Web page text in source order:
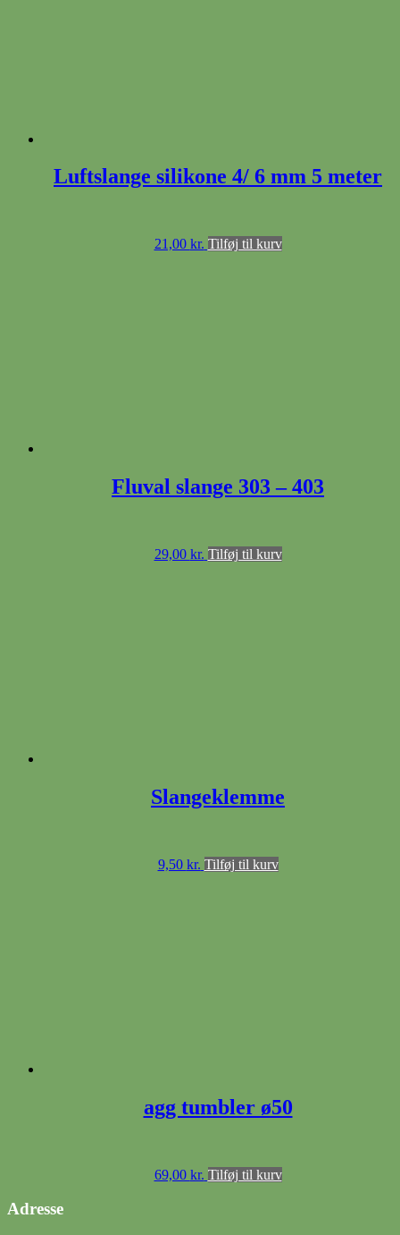
Luftslange silikone 4/ 6 mm 5 meter
21,00 kr. Tilføj til kurv
Fluval slange 303 – 403
29,00 kr. Tilføj til kurv
Slangeklemme
9,50 kr. Tilføj til kurv
agg tumbler ø50
69,00 kr. Tilføj til kurv
Adresse